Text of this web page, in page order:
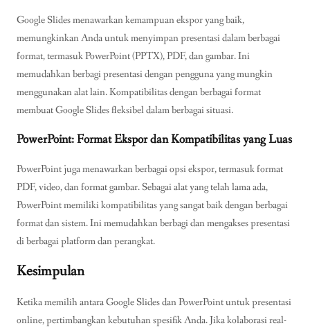
Google Slides menawarkan kemampuan ekspor yang baik,
memungkinkan Anda untuk menyimpan presentasi dalam berbagai
format, termasuk PowerPoint (PPTX), PDF, dan gambar. Ini
memudahkan berbagi presentasi dengan pengguna yang mungkin
menggunakan alat lain. Kompatibilitas dengan berbagai format
membuat Google Slides fleksibel dalam berbagai situasi.
PowerPoint: Format Ekspor dan Kompatibilitas yang Luas
PowerPoint juga menawarkan berbagai opsi ekspor, termasuk format
PDF, video, dan format gambar. Sebagai alat yang telah lama ada,
PowerPoint memiliki kompatibilitas yang sangat baik dengan berbagai
format dan sistem. Ini memudahkan berbagi dan mengakses presentasi
di berbagai platform dan perangkat.
Kesimpulan
Ketika memilih antara Google Slides dan PowerPoint untuk presentasi
online, pertimbangkan kebutuhan spesifik Anda. Jika kolaborasi real-